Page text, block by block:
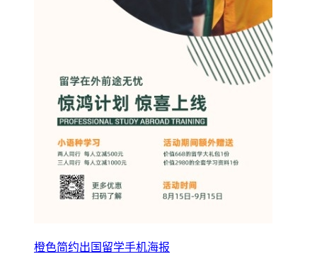
橙色简约出国留学手机海报